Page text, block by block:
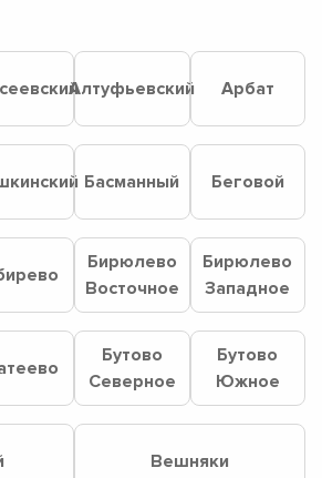
Алтуфьевский Арбат
Басманный Беговой
Бирюлево
Восточное
Бирюлево
Западное
Бутово
Северное
Бутово
Южное
Вешняки